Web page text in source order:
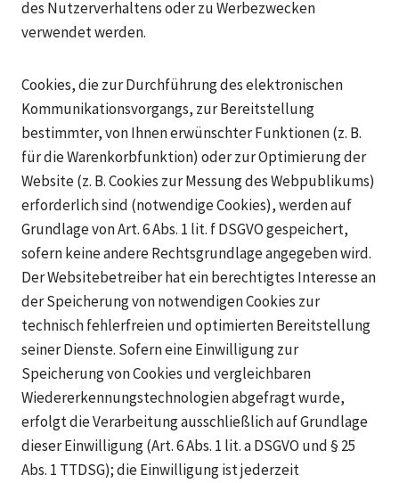
des Nutzerverhaltens oder zu Werbezwecken
verwendet werden.
Cookies, die zur Durchführung des elektronischen
Kommunikationsvorgangs, zur Bereitstellung
bestimmter, von Ihnen erwünschter Funktionen (z. B.
für die Warenkorbfunktion) oder zur Optimierung der
Website (z. B. Cookies zur Messung des Webpublikums)
erforderlich sind (notwendige Cookies), werden auf
Grundlage von Art. 6 Abs. 1 lit. f DSGVO gespeichert,
sofern keine andere Rechtsgrundlage angegeben wird.
Der Websitebetreiber hat ein berechtigtes Interesse an
der Speicherung von notwendigen Cookies zur
technisch fehlerfreien und optimierten Bereitstellung
seiner Dienste. Sofern eine Einwilligung zur
Speicherung von Cookies und vergleichbaren
Wiedererkennungstechnologien abgefragt wurde,
erfolgt die Verarbeitung ausschließlich auf Grundlage
dieser Einwilligung (Art. 6 Abs. 1 lit. a DSGVO und § 25
Abs. 1 TTDSG); die Einwilligung ist jederzeit